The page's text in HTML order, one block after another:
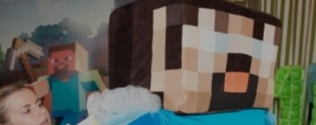
УЗНАТЬ БОЛЬШЕ